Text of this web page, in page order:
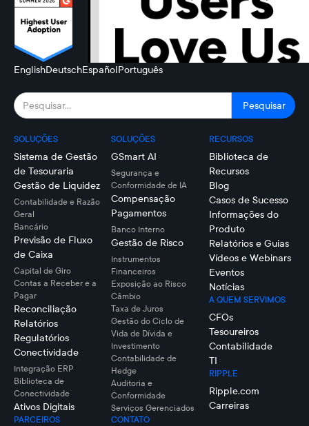
EnglishDeutschEspañolPortuguês
SOLUÇÕES
Sistema de Gestão
de Tesouraria
Gestão de Liquidez
Contabilidade e Razão
Geral
Bancário
Previsão de Fluxo
de Caixa
Capital de Giro
Contas a Receber e a
Pagar
Reconciliação
Relatórios
Regulatórios
Conectividade
Integração ERP
Biblioteca de
Conectividade
Ativos Digitais
PARCEIROS
SOLUÇÕES
GSmart AI
Segurança e
Conformidade de IA
Compensação
Pagamentos
Banco Interno
Gestão de Risco
Instrumentos
Financeiros
Exposição ao Risco
Câmbio
Taxa de Juros
Gestão do Ciclo de
Vida de Dívida e
Investimento
Contabilidade de
Hedge
Auditoria e
Conformidade
Serviços Gerenciados
CONTATO
RECURSOS
Biblioteca de
Recursos
Blog
Casos de Sucesso
Informações do
Produto
Relatórios e Guias
Vídeos e Webinars
Eventos
Notícias
A QUEM SERVIMOS
CFOs
Tesoureiros
Contabilidade
TI
RIPPLE
Ripple.com
Carreiras